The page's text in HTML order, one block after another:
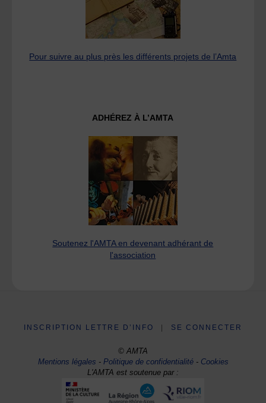
Pour suivre au plus près les différents projets de l’Amta
ADHÉREZ À L’AMTA
Soutenez l'AMTA en devenant adhérant de
l'association
INSCRIPTION LETTRE D’INFO SE CONNECTER
© AMTA
Mentions légales -Politique de confidentialité- Cookies
L'AMTA est soutenue par :